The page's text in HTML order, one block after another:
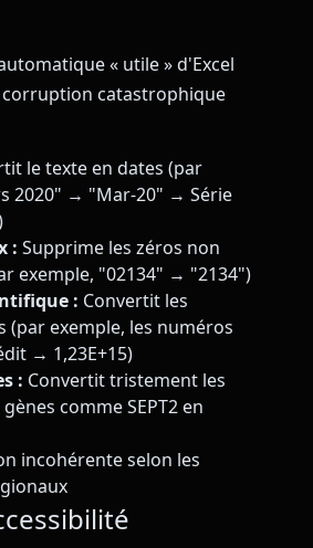
« utile » d'Excel
catastrophique
le texte en dates (par
2020" → "Mar-20" → Série
: Supprime les zéros non
exemple, "02134" → "2134")
: Convertit les
(par exemple, les numéros
→ 1,23E+15)
: Convertit tristement les
comme SEPT2 en
incohérente selon les